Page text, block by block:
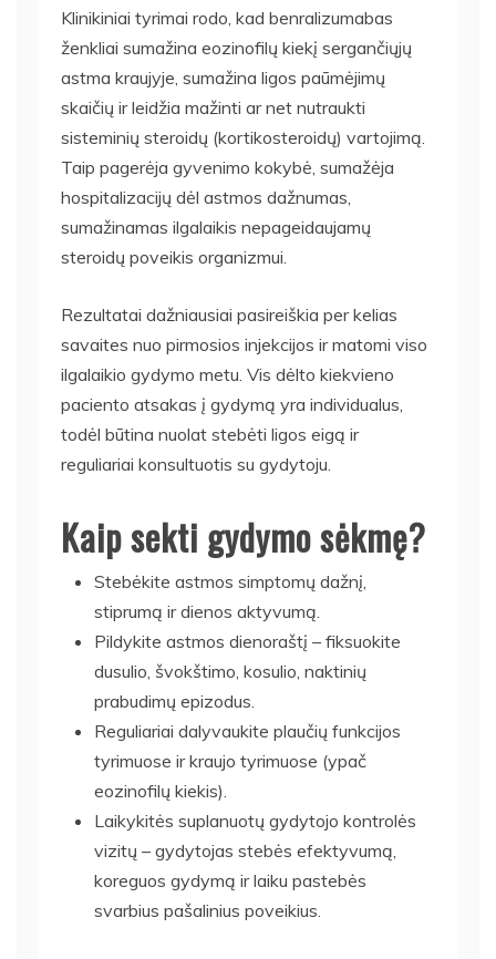
Klinikiniai tyrimai rodo, kad benralizumabas
ženkliai sumažina eozinofilų kiekį sergančiųjų
astma kraujyje, sumažina ligos paūmėjimų
skaičių ir leidžia mažinti ar net nutraukti
sisteminių steroidų (kortikosteroidų) vartojimą.
Taip pagerėja gyvenimo kokybė, sumažėja
hospitalizacijų dėl astmos dažnumas,
sumažinamas ilgalaikis nepageidaujamų
steroidų poveikis organizmui.
Rezultatai dažniausiai pasireiškia per kelias
savaites nuo pirmosios injekcijos ir matomi viso
ilgalaikio gydymo metu. Vis dėlto kiekvieno
paciento atsakas į gydymą yra individualus,
todėl būtina nuolat stebėti ligos eigą ir
reguliariai konsultuotis su gydytoju.
Kaip sekti gydymo sėkmę?
Stebėkite astmos simptomų dažnį,
stiprumą ir dienos aktyvumą.
Pildykite astmos dienoraštį – fiksuokite
dusulio, švokštimo, kosulio, naktinių
prabudimų epizodus.
Reguliariai dalyvaukite plaučių funkcijos
tyrimuose ir kraujo tyrimuose (ypač
eozinofilų kiekis).
Laikykitės suplanuotų gydytojo kontrolės
vizitų – gydytojas stebės efektyvumą,
koreguos gydymą ir laiku pastebės
svarbius pašalinius poveikius.